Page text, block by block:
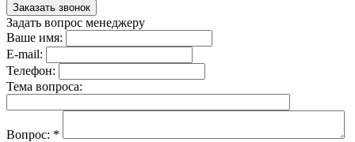
Задать вопрос менеджеру
Ваше имя:
E-mail:
Телефон:
Тема вопроса:
Вопрос: *